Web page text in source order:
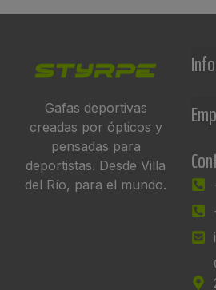
Gafas deportivas
creadas por ópticos y
pensadas para
deportistas. Desde Villa
del Río, para el mundo.